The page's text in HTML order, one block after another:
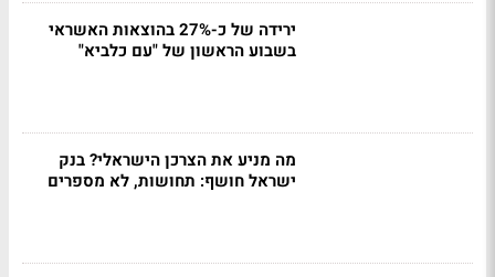
ירידה של כ-27% בהוצאות האשראי
בשבוע הראשון של "עם כלביא"
מה מניע את הצרכן הישראלי? בנק
ישראל חושף: תחושות, לא מספרים